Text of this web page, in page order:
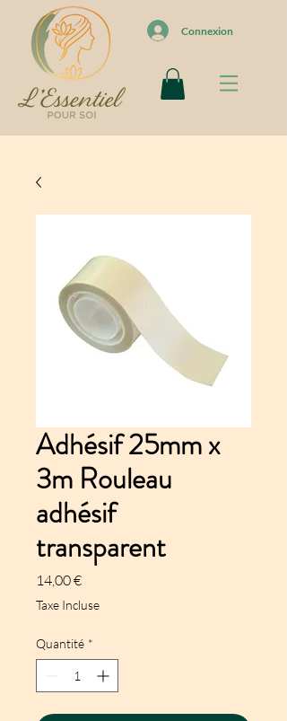
Connexion
Adhésif 25mm x
3m Rouleau
adhésif
transparent
14,00 €Prix
Taxe Incluse
Quantité *